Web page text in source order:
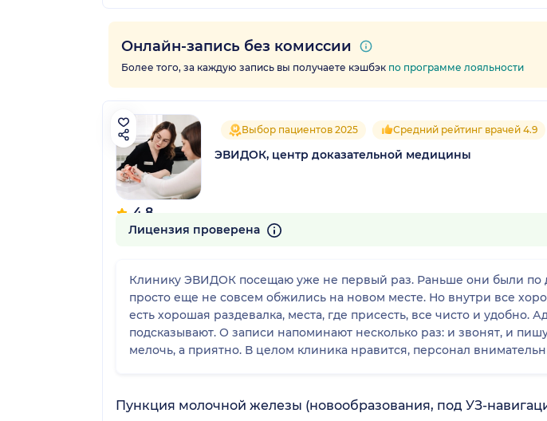
Онлайн-запись без комиссии
Более того, за каждую запись вы получаете кэшбэк по программе лояльности
4.8
98 отзывов
Выбор пациентов 2025 Средний рейтинг врачей 4.9
ЭВИДОК, центр доказательной медицины
Лицензия проверена
Клинику ЭВИДОК посещаю уже не первый раз. Раньше они были по
просто еще не совсем обжились на новом месте. Но внутри все
есть хорошая раздевалка, места, где присесть, все чисто и
подсказывают. О записи напоминают несколько раз: и звонят, и
мелочь, а приятно. В целом клиника нравится, персонал
Пункция молочной железы (новообразования, под УЗ-